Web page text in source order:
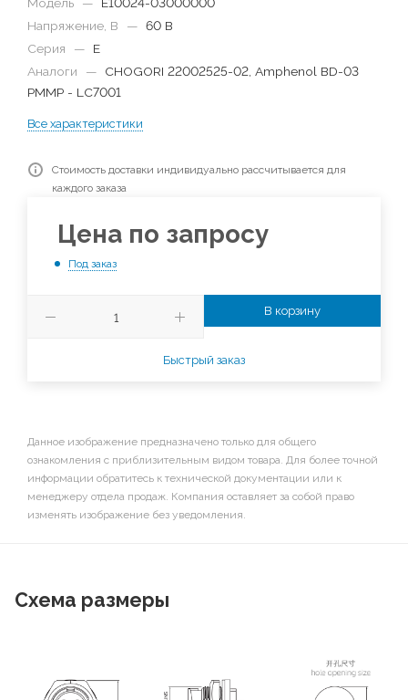
Напряжение, В
— 60 В
Серия
—
E
Аналоги
—
CHOGORI 22002525-02, Amphenol BD-03
PMMP - LC7001
Все характеристики
Стоимость доставки индивидуально рассчитывается для
каждого заказа
Цена по запросу
Под заказ
В корзину
Быстрый заказ
Данное изображение предназначено только для общего
ознакомления с приблизительным видом товара. Для более точной
информации обратитесь к технической документации или к
менеджеру отдела продаж. Компания оставляет за собой право
изменять изображение без уведомления.
Схема размеры